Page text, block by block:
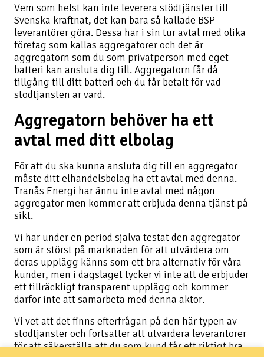
Vem som helst kan inte leverera stödtjänster till
Svenska kraftnät, det kan bara så kallade BSP-
leverantörer göra. Dessa har i sin tur avtal med olika
företag som kallas aggregatorer och det är
aggregatorn som du som privatperson med eget
batteri kan ansluta dig till. Aggregatorn får då
tillgång till ditt batteri och du får betalt för vad
stödtjänsten är värd.
Aggregatorn behöver ha ett
avtal med ditt elbolag
För att du ska kunna ansluta dig till en aggregator
måste ditt elhandelsbolag ha ett avtal med denna.
Tranås Energi har ännu inte avtal med någon
aggregator men kommer att erbjuda denna tjänst på
sikt.
Vi har under en period själva testat den aggregator
som är störst på marknaden för att utvärdera om
deras upplägg känns som ett bra alternativ för våra
kunder, men i dagsläget tycker vi inte att de erbjuder
ett tillräckligt transparent upplägg och kommer
därför inte att samarbeta med denna aktör.
Vi vet att det finns efterfrågan på den här typen av
stödtjänster och fortsätter att utvärdera leverantörer
för att säkerställa att du som kund får ett riktigt bra